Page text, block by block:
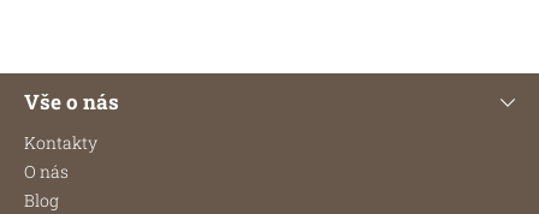
n
Vše o nás
Kontakty
O nás
Blog